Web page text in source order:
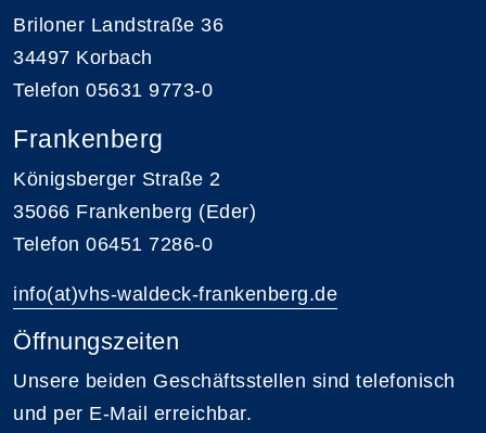
Briloner Landstraße 36
34497 Korbach
Telefon 05631 9773-0
Frankenberg
Königsberger Straße 2
35066 Frankenberg (Eder)
Telefon 06451 7286-0
info(at)vhs-waldeck-frankenberg.de
Öffnungszeiten
Unsere beiden Geschäftsstellen sind telefonisch
und per E-Mail erreichbar.